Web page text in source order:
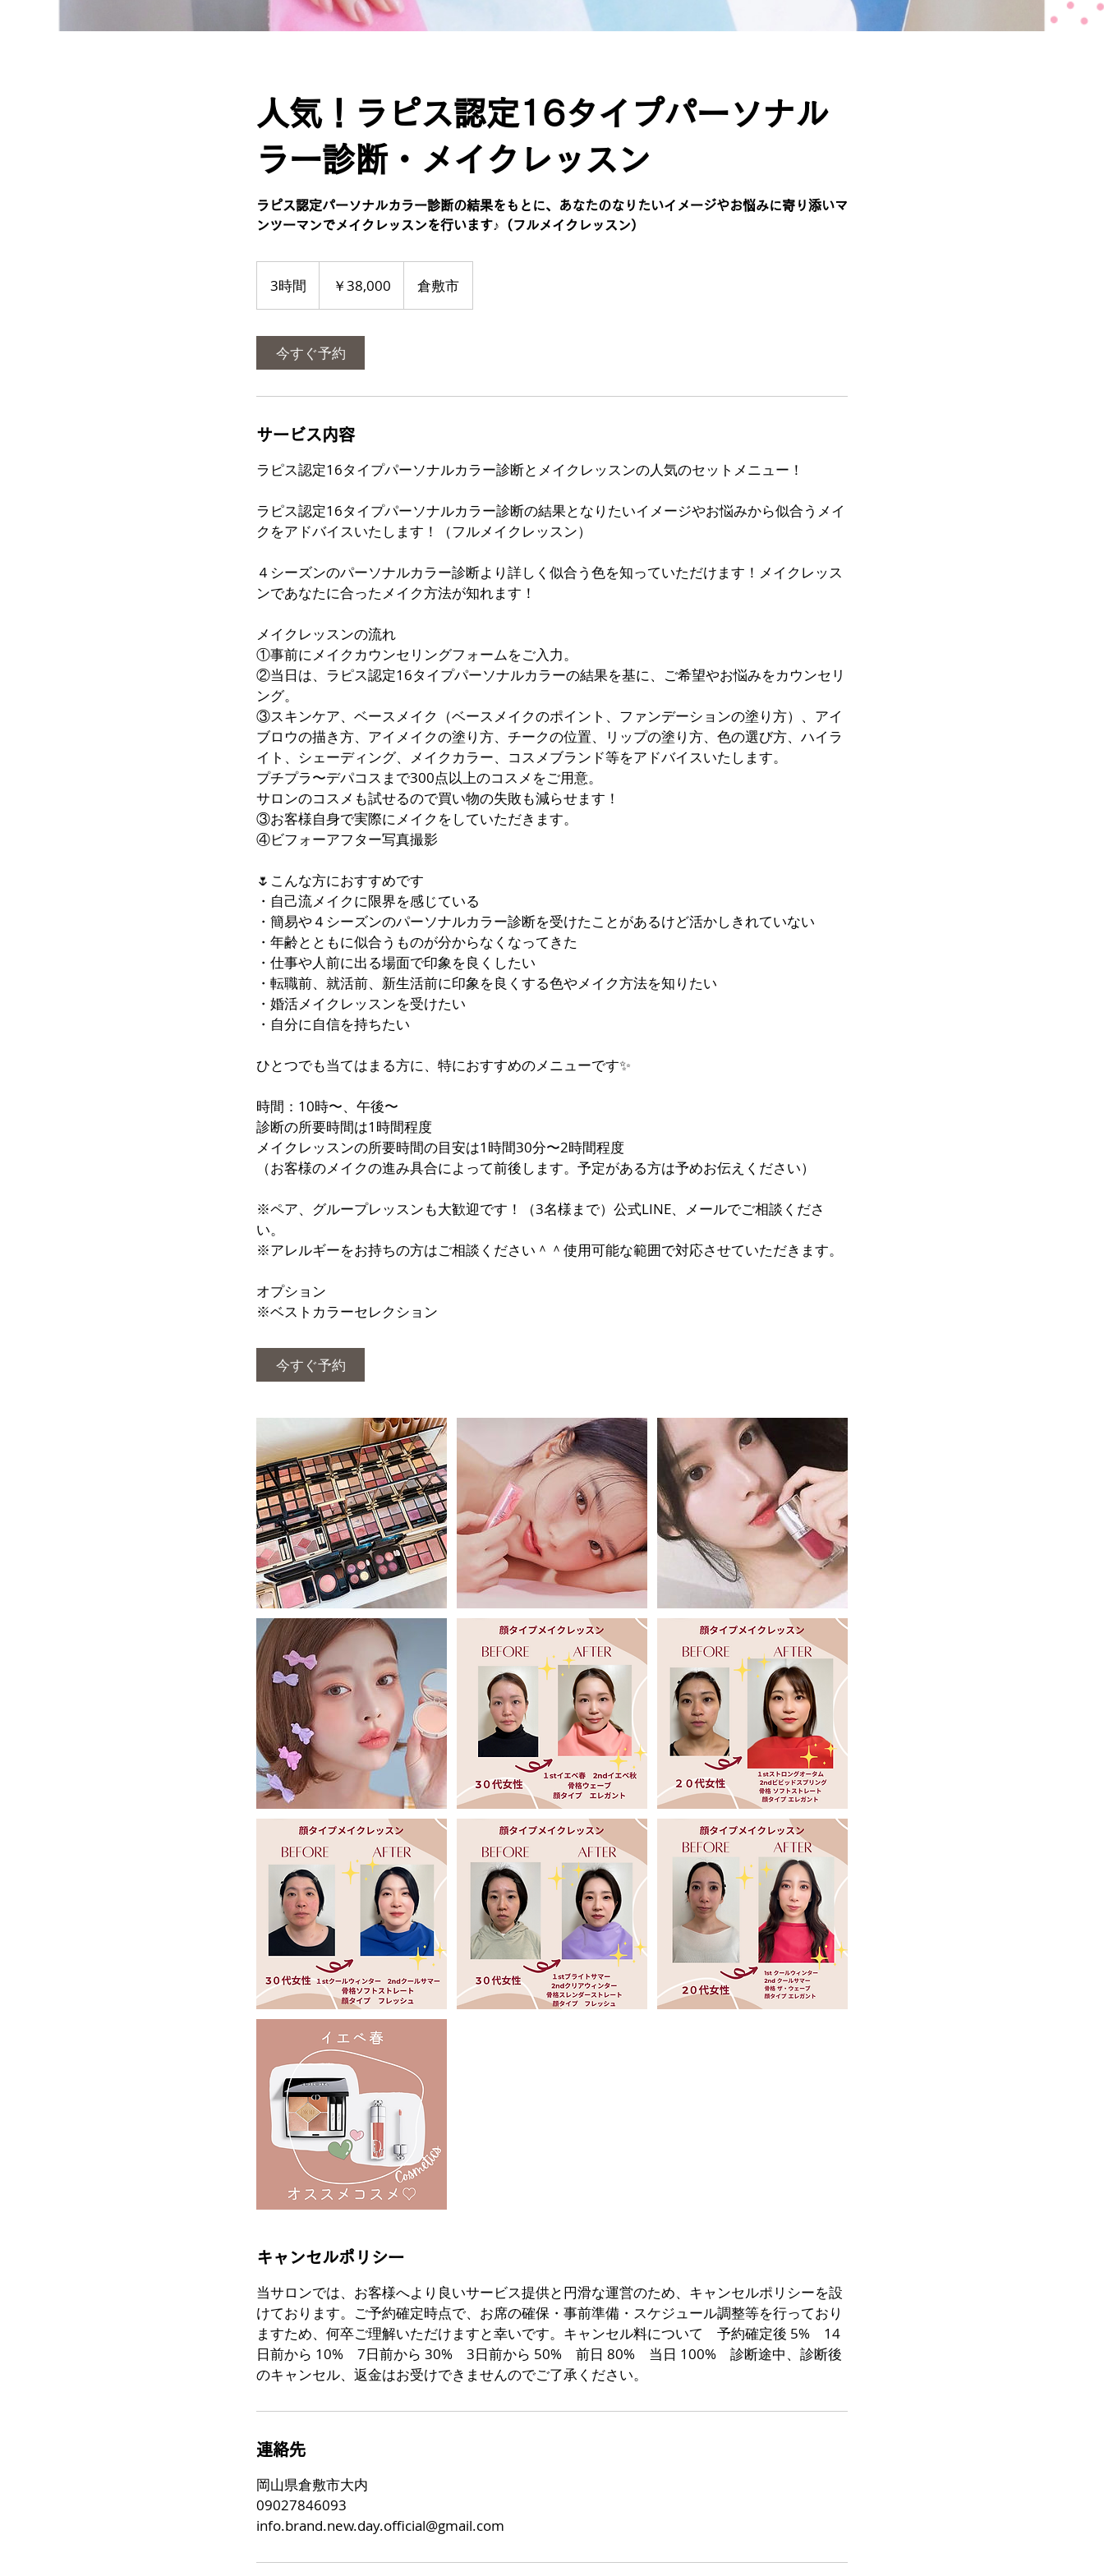
人気！ラピス認定16タイプパーソナル
ラー診断・メイクレッスン
ラピス認定パーソナルカラー診断の結果をもとに、あなたのなりたいイメージやお悩みに寄り添いマ
ンツーマンでメイクレッスンを行います♪（フルメイクレッスン）
3時間
時
￥38,000 倉敷市
今すぐ予約
サービス内容
ラピス認定16タイプパーソナルカラー診断とメイクレッスンの人気のセットメニュー！
ラピス認定16タイプパーソナルカラー診断の結果となりたいイメージやお悩みから似合うメイ
クをアドバイスいたします！（フルメイクレッスン）
４シーズンのパーソナルカラー診断より詳しく似合う色を知っていただけます！メイクレッス
ンであなたに合ったメイク方法が知れます！
メイクレッスンの流れ
①事前にメイクカウンセリングフォームをご入力。
②当日は、ラピス認定16タイプパーソナルカラーの結果を基に、ご希望やお悩みをカウンセリ
ング。
③スキンケア、ベースメイク（ベースメイクのポイント、ファンデーションの塗り方）、アイ
ブロウの描き方、アイメイクの塗り方、チークの位置、リップの塗り方、色の選び方、ハイラ
イト、シェーディング、メイクカラー、コスメブランド等をアドバイスいたします。
プチプラ〜デパコスまで300点以上のコスメをご用意。
サロンのコスメも試せるので買い物の失敗も減らせます！
③お客様自身で実際にメイクをしていただきます。
④ビフォーアフター写真撮影
🌷こんな方におすすめです
・自己流メイクに限界を感じている
・簡易や４シーズンのパーソナルカラー診断を受けたことがあるけど活かしきれていない
・年齢とともに似合うものが分からなくなってきた
・仕事や人前に出る場面で印象を良くしたい
・転職前、就活前、新生活前に印象を良くする色やメイク方法を知りたい
・婚活メイクレッスンを受けたい
・自分に自信を持ちたい
ひとつでも当てはまる方に、特におすすめのメニューです✨
時間：10時〜、午後〜
診断の所要時間は1時間程度
メイクレッスンの所要時間の目安は1時間30分〜2時間程度
（お客様のメイクの進み具合によって前後します。予定がある方は予めお伝えください）
※ペア、グループレッスンも大歓迎です！（3名様まで）公式LINE、メールでご相談くださ
い。
※アレルギーをお持ちの方はご相談ください＾＾使用可能な範囲で対応させていただきます。
オプション
今すぐ予約
キャンセルポリシー
当サロンでは、お客様へより良いサービス提供と円滑な運営のため、キャンセルポリシーを設
けております。ご予約確定時点で、お席の確保・事前準備・スケジュール調整等を行っており
ますため、何卒ご理解いただけますと幸いです。キャンセル料について 予約確定後 5% 14
日前から 10% 7日前から 30% 3日前から 50% 前日 80% 当日 100% ​診断途中、診断後
のキャンセル、返金はお受けできませんのでご了承ください。
連絡先
岡山県倉敷市大内
09027846093
info.brand.new.day.official@gmail.com